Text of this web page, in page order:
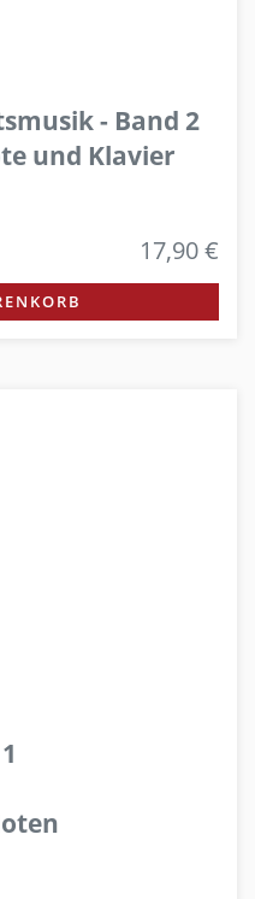
- Band 2
und Klavier
17,90 €